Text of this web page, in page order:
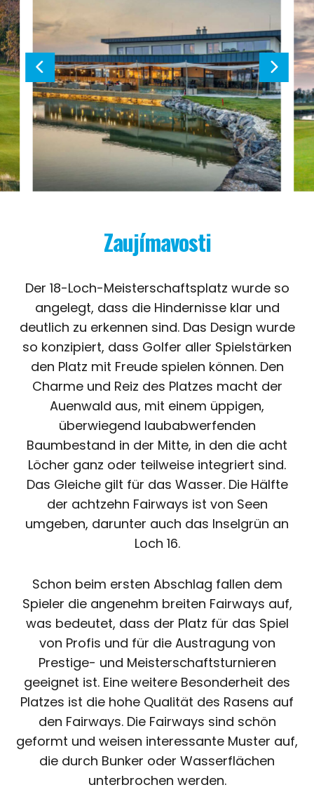
Zaujímavosti
Der 18-Loch-Meisterschaftsplatz wurde so
angelegt, dass die Hindernisse klar und
deutlich zu erkennen sind. Das Design wurde
so konzipiert, dass Golfer aller Spielstärken
den Platz mit Freude spielen können. Den
Charme und Reiz des Platzes macht der
Auenwald aus, mit einem üppigen,
überwiegend laubabwerfenden
Baumbestand in der Mitte, in den die acht
Löcher ganz oder teilweise integriert sind.
Das Gleiche gilt für das Wasser. Die Hälfte
der achtzehn Fairways ist von Seen
umgeben, darunter auch das Inselgrün an
Loch 16.
Schon beim ersten Abschlag fallen dem
Spieler die angenehm breiten Fairways auf,
was bedeutet, dass der Platz für das Spiel
von Profis und für die Austragung von
Prestige- und Meisterschaftsturnieren
geeignet ist. Eine weitere Besonderheit des
Platzes ist die hohe Qualität des Rasens auf
den Fairways. Die Fairways sind schön
geformt und weisen interessante Muster auf,
die durch Bunker oder Wasserflächen
unterbrochen werden.